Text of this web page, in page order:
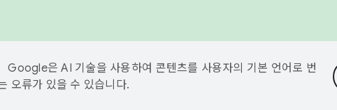
Google은 AI 기술을 사용하여 콘텐츠를 사용자의 기본 언어로 번
오류가 있을 수 있습니다.